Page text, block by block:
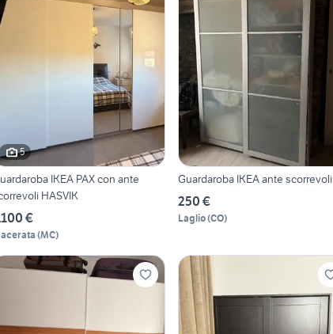
5
IKEA PAX con ante
HASVIK
€
(MC)
Guardaroba IKEA ante scorrevoli
250 €
Laglio(CO)